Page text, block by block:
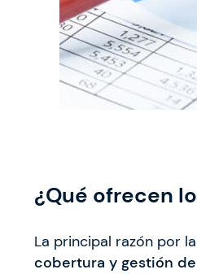
¿Qué ofrecen
La principal razón por
cobertura y gestión de